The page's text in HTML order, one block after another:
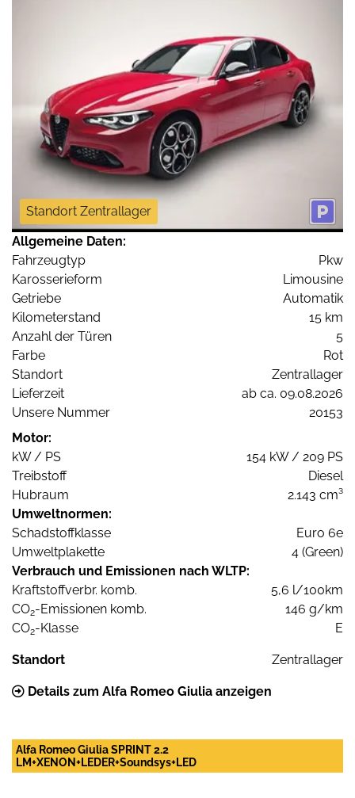
Standort Zentrallager
Allgemeine Daten:
Fahrzeugtyp
Pkw
Karosserieform
Limousine
Getriebe
Automatik
Kilometerstand
15 km
Anzahl der Türen
5
Farbe
Rot
Standort
Zentrallager
Lieferzeit
ab ca. 09.08.2026
Unsere Nummer
20153
Motor:
kW / PS
154 kW / 209 PS
Treibstoff
Diesel
Hubraum
2.143 cm³
Umweltnormen:
Schadstoffklasse
Euro 6e
Umweltplakette
4 (Green)
Verbrauch und Emissionen nach WLTP:
Kraftstoffverbr. komb.
5,6 l/100km
CO2-Emissionen komb.
146 g/km
CO2-Klasse E
Standort Zentrallager
Details zum Alfa Romeo Giulia anzeigen
Alfa Romeo Giulia SPRINT 2.2
LM+XENON+LEDER+Soundsys+LED